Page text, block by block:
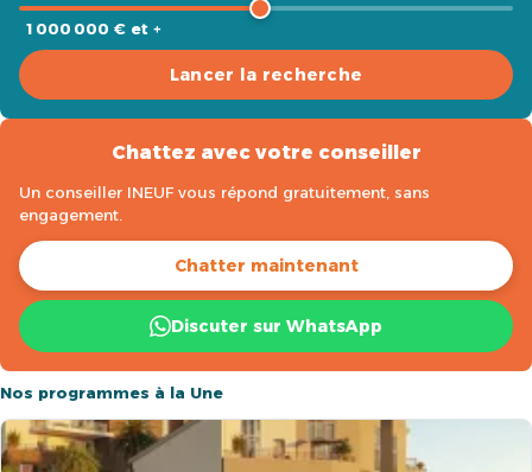
1 000 000 € et +
Lancer la recherche
Chattez avec votre conseiller
Un conseiller INEUF vous répond gratuitement, sans
engagement.
Chatter maintenant
Discuter sur WhatsApp
Nos programmes à la Une